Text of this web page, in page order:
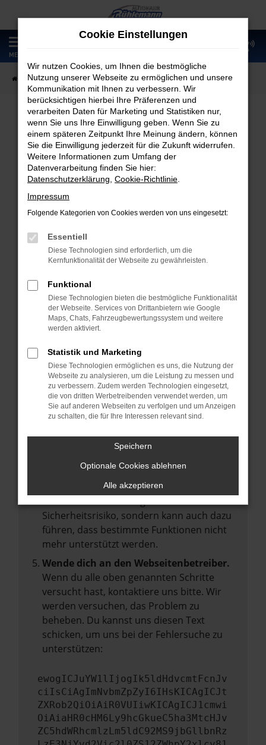
Zum
Hauptinhalt
springen
MENÜ
Startseite Fahrzeugangebote Fahrzeugmarkt
Fahrzeugmarkt
Fehler: Network Error
Beim Laden ist ein Fehler aufgetreten.
Hier sind ein paar Tipps, die dir helfen können:
Überprüfe deine Firewall und deine
Laden andere Webseiten, zum Beispiel
deine Suchmaschine?
Prüfe deine Browsererweiterungen.
Manche Erweiterungen, wie Werbeblocker,
können das Laden bestimmter Seiten
verhindern. Funktioniert die Seite in einem
anderen Browser oder in einem privaten
Fenster?
Starte dein Gerät neu.
vorübergehende Probleme zu beheben.
Betriebssystem auf dem neuesten Stand
Veraltete Software birgt nicht nur ein
Sicherheitsrisiko, sondern kann auch dazu
führen, dass bestimmte Funktionen nicht
mehr unterstützt werden.
Wende dich an den Webseitenbetreiber.
Wenn du alle oben genannten Schritte
versucht hast, kontaktiere uns bitte. Wir
werden versuchen, das Problem zu
beheben. Du kannst uns diesen Text
schicken, um uns bei der Fehlersuche zu
unterstützen:
ewogICJuYW1lIjogIk5ldHdvcmtFcnJv
ciIsCiAgImNvbmZpZyI6IHsKICAgICJt
ZXRob2QiOiAiR0VUIiwKICAgICJ1cmwi
OiAiaHR0cHM6Ly9hcGkueC5ha3MtcHJv
ZC5hdWRhcmlzLm5ldC92MS9jbGllbnRz
Cookie Einstellungen
Wir nutzen Cookies, um Ihnen die bestmögliche
Nutzung unserer Webseite zu ermöglichen und unsere
Kommunikation mit Ihnen zu verbessern. Wir
berücksichtigen hierbei Ihre Präferenzen und
verarbeiten Daten für Marketing und Statistiken nur,
wenn Sie uns Ihre Einwilligung geben. Wenn Sie zu
einem späteren Zeitpunkt Ihre Meinung ändern, können
Sie die Einwilligung jederzeit für die Zukunft widerrufen.
Weitere Informationen zum Umfang der
Datenverarbeitung finden Sie hier:
Datenschutzerklärung Cookie-Richtlinie
Impressum
Folgende Kategorien von Cookies werden von uns eingesetzt:
Essentiell
Diese Technologien sind erforderlich, um die
Kernfunktionalität der Webseite zu gewährleisten.
Funktional
Diese Technologien bieten die bestmögliche Funktionalität
der Webseite. Services von Drittanbietern wie Google
Maps, Chats, Fahrzeugbewertungssystem und weitere
werden aktiviert.
Statistik und Marketing
Diese Technologien ermöglichen es uns, die Nutzung der
Webseite zu analysieren, um die Leistung zu messen und
zu verbessern. Zudem werden Technologien eingesetzt,
die von dritten Werbetreibenden verwendet werden, um
Sie auf anderen Webseiten zu verfolgen und um Anzeigen
zu schalten, die für Ihre Interessen relevant sind.
Speichern
Optionale Cookies ablehnen
Alle akzeptieren